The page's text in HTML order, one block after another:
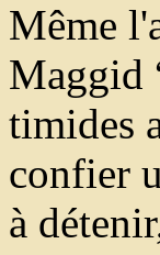
Même
Maggid
timides
confier
à